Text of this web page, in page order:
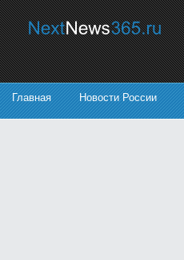
Главная Новости России